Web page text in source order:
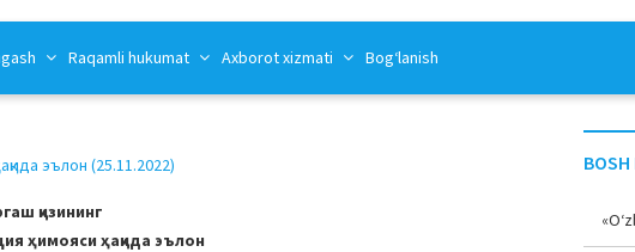
Raqamli hukumat Axborot xizmati Bog‘lanish
эълон (25.11.2022)
қизининг
ҳимояси ҳақида эълон
BOSH